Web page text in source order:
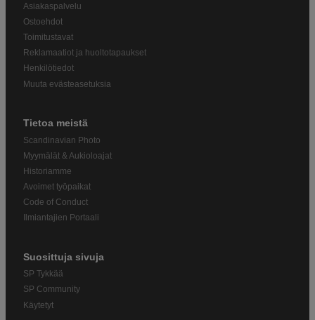
Asiakaspalvelu
Ostoehdot
Toimitustavat
Reklamaatiot ja huoltotapaukset
Henkilötiedot
Muuta evästeasetuksia
Tietoa meistä
Scandinavian Photo
Myymälät & Aukioloajat
Historiamme
Avoimet työpaikat
Code of Conduct
Ilmiantajien Portaali
Suosittuja sivuja
SP Tykkää
SP Community
Käytetyt